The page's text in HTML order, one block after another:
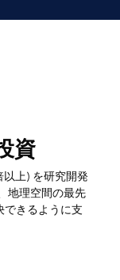
資
上) を研究開発
地理空間の最先
できるように支